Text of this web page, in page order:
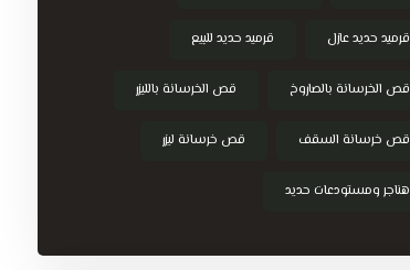
قرميد حديد عازل قرميد حديد للبيع
قص الخرسانة بالصاروخ قص الخرسانة بالليزر
قص خرسانة السقف قص خرسانة ليزر
هناجر ومستودعات حديد